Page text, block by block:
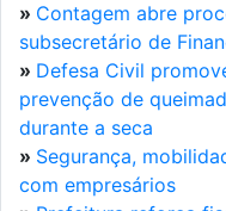
» Contagem abre
subsecretário de
» Defesa Civil
prevenção de
durante a seca
» Segurança,
com empresários